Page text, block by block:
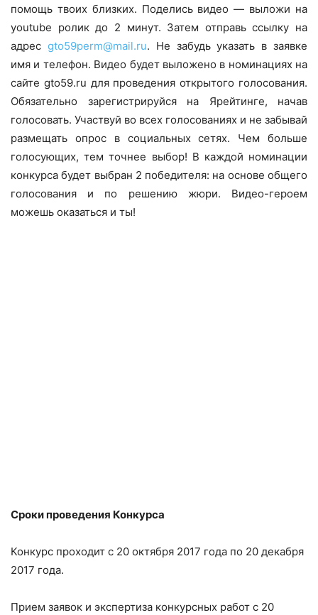
помощь твоих близких. Поделись видео — выложи на
youtube ролик до 2 минут. Затем отправь ссылку на
адрес gto59perm@mail.ru. Не забудь указать в заявке
имя и телефон. Видео будет выложено в номинациях на
сайте gto59.ru для проведения открытого голосования.
Обязательно зарегистрируйся на Ярейтинге, начав
голосовать. Участвуй во всех голосованиях и не забывай
размещать опрос в социальных сетях. Чем больше
голосующих, тем точнее выбор! В каждой номинации
конкурса будет выбран 2 победителя: на основе общего
голосования и по решению жюри. Видео-героем
можешь оказаться и ты!
Сроки проведения Конкурса
Конкурс проходит с 20 октября 2017 года по 20 декабря
2017 года.
Прием заявок и экспертиза конкурсных работ с 20